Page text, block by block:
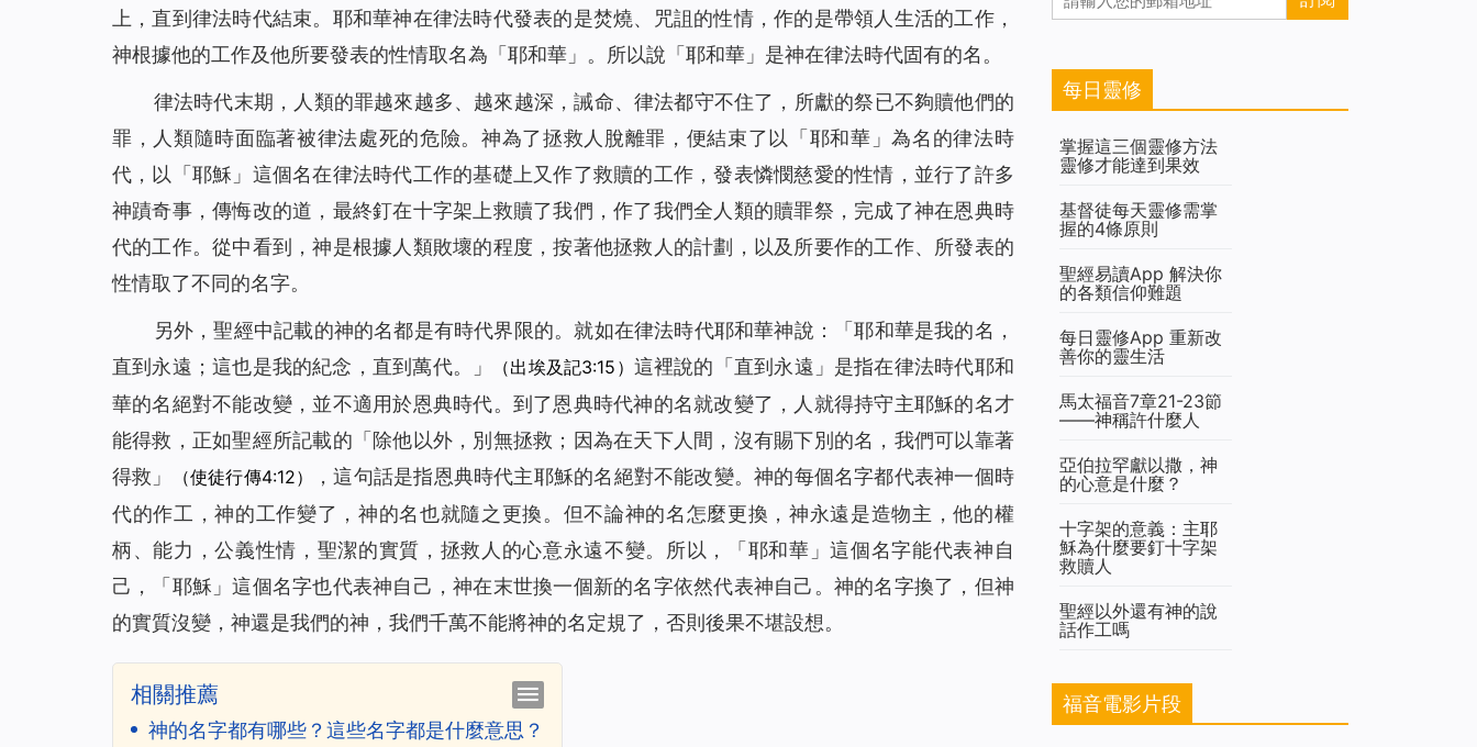
上，直到律法時代結束。耶和華神在律法時代發表的是焚燒、咒詛的性情，作的是帶領人生活的工作，
神根據他的工作及他所要發表的性情取名為「耶和華」。所以說「耶和華」是神在律法時代固有的名。
律法時代末期，人類的罪越來越多、越來越深，誡命、律法都守不住了，所獻的祭已不夠贖他們的
罪，人類隨時面臨著被律法處死的危險。神為了拯救人脫離罪，便結束了以「耶和華」為名的律法時
代，以「耶穌」這個名在律法時代工作的基礎上又作了救贖的工作，發表憐憫慈愛的性情，並行了許多
神蹟奇事，傳悔改的道，最終釘在十字架上救贖了我們，作了我們全人類的贖罪祭，完成了神在恩典時
代的工作。從中看到，神是根據人類敗壞的程度，按著他拯救人的計劃，以及所要作的工作、所發表的
性情取了不同的名字。
另外，聖經中記載的神的名都是有時代界限的。就如在律法時代耶和華神說：「耶和華是我的名，
直到永遠；這也是我的紀念，直到萬代。
」 （出埃及記3:15） 這裡說的「 直到永遠 」是指在律法時代耶和
華的名絕對不能改變，並不適用於恩典時代。到了恩典時代神的名就改變了，人就得持守主耶穌的名才
能得救，正如聖經所記載的「除他以外，別無拯救；因為在天下人間，沒有賜下別的名，我們可以靠著
得救」
（使徒行傳4:12）
，這句話是指恩典時代主耶穌的名絕對不能改變。神的每個名字都代表神一個時
代的作工，神的工作變了，神的名也就隨之更換。但不論神的名怎麼更換，神永遠是造物主，他的權
柄、能力，公義性情，聖潔的實質，拯救人的心意永遠不變。所以，「耶和華」這個名字能代表神自
己，「耶穌」這個名字也代表神自己，神在末世換一個新的名字依然代表神自己。神的名字換了，但神
的實質沒變，神還是我們的神，我們千萬不能將神的名定規了，否則後果不堪設想。
相關推薦
神的名字都有哪些？這些名字都是什麼意思？
每日靈修
掌握這三個靈修方法
靈修才能達到果效
基督徒每天靈修需掌
握的4條原則
聖經易讀App 解決你
的各類信仰難題
每日靈修App 重新改
善你的靈生活
馬太福音7章21-23節
——神稱許什麼人
亞伯拉罕獻以撒，神
的心意是什麼？
十字架的意義：主耶
穌為什麼要釘十字架
救贖人
聖經以外還有神的說
話作工嗎
福音電影片段